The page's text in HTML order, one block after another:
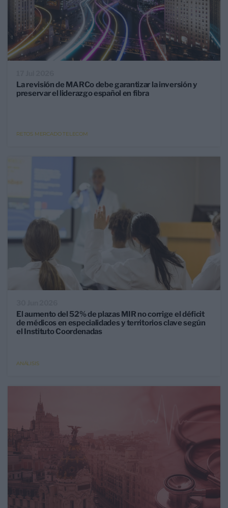
La revisión de MARCo debe garantizar la inversión y
preservar el liderazgo español en fibra
RETOS MERCADO TELECOM
El aumento del 52% de plazas MIR no corrige el déficit
de médicos en especialidades y territorios clave según
el Instituto Coordenadas
ANÁLISIS